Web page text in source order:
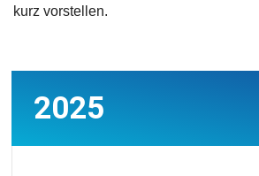
kurz vorstellen.
2025